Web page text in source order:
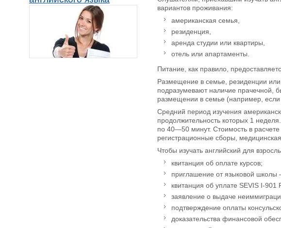
вариантов проживания:
американская семья,
резиденция,
аренда студии или квартиры,
отель или апартаменты.
Питание, как правило,
Размещение в семье, резиденции
подразумевают наличие прачечной,
размещении в семье (например, если
Средний период изучения
продолжительность которых 1
по 40—50 минут. Стоимость в
регистрационные сборы,
Чтобы изучать английский для
квитанция об оплате курсов;
приглашение от языковой
квитанция об уплате SEVIS I-901
заявление о выдаче
подтверждение оплаты
доказательства финансовой